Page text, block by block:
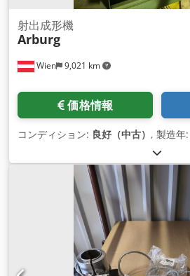
Wien 9,021 km
射出成形機
Arburg
価格情報
コンディション: 良好（中古） , 製造年: